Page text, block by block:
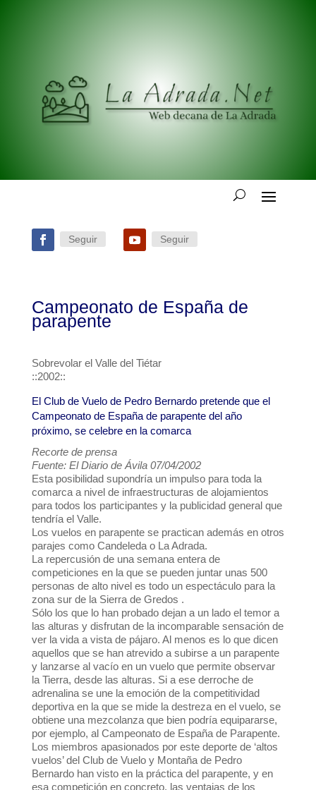
Seguir Seguir
Campeonato de España de
parapente
Sobrevolar el Valle del Tiétar
::2002::
El Club de Vuelo de Pedro Bernardo pretende que el
Campeonato de España de parapente del año
próximo, se celebre en la comarca
Recorte de prensa
Fuente: El Diario de Ávila 07/04/2002
Esta posibilidad supondría un impulso para toda la
comarca a nivel de infraestructuras de alojamientos
para todos los participantes y la publicidad general que
tendría el Valle.
Los vuelos en parapente se practican además en otros
parajes como Candeleda o La Adrada.
La repercusión de una semana entera de
competiciones en la que se pueden juntar unas 500
personas de alto nivel es todo un espectáculo para la
zona sur de la Sierra de Gredos .
Sólo los que lo han probado dejan a un lado el temor a
las alturas y disfrutan de la incomparable sensación de
ver la vida a vista de pájaro. Al menos es lo que dicen
aquellos que se han atrevido a subirse a un parapente
y lanzarse al vacío en un vuelo que permite observar
la Tierra, desde las alturas. Si a ese derroche de
adrenalina se une la emoción de la competitividad
deportiva en la que se mide la destreza en el vuelo, se
obtiene una mezcolanza que bien podría equipararse,
por ejemplo, al Campeonato de España de Parapente.
Los miembros apasionados por este deporte de ‘altos
vuelos’ del Club de Vuelo y Montaña de Pedro
Bernardo han visto en la práctica del parapente, y en
esa competición en concreto, las ventajas de los